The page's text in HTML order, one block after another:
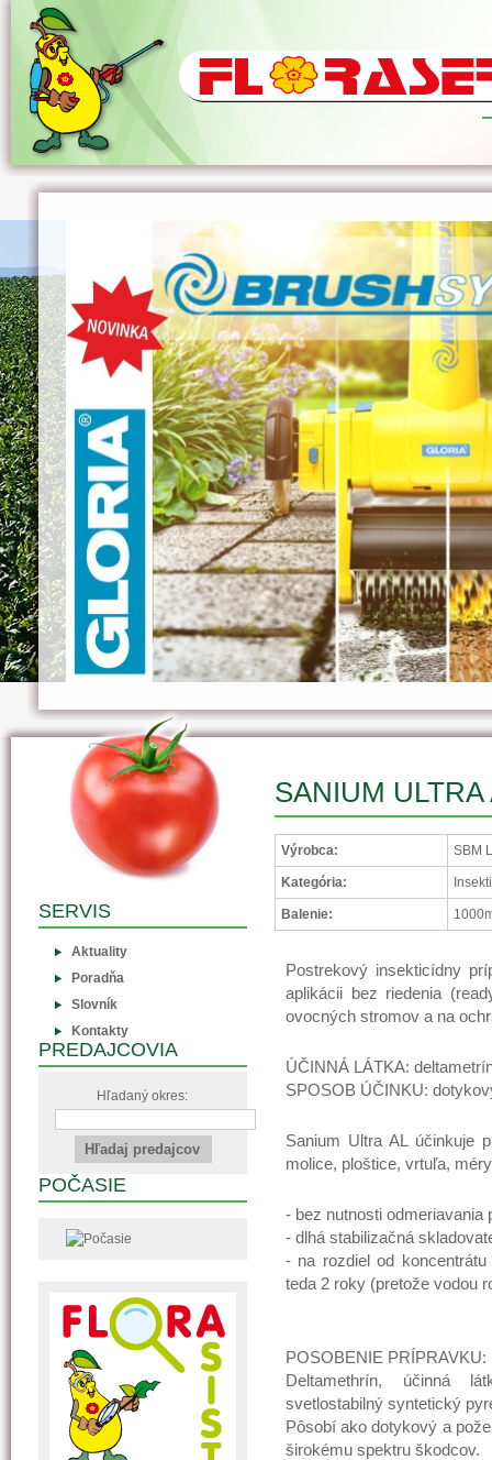
SANIUM ULTRA
Výrobca: SBM
Kategória:
Balenie:
Postrekový insekticídny
aplikácii bez riedenia
ovocných stromov a na
ÚČINNÁ LÁTKA:
SPOSOB ÚČINKU:
Sanium Ultra AL účinkuje
molice, ploštice, vrtuľa,
- bez nutnosti odmeriavania
- dlhá stabilizačná
- na rozdiel od
teda 2 roky (pretože vodou
POSOBENIE PRÍPRAVKU:
Deltamethrín, účinná
svetlostabilný syntetický
Pôsobí ako dotykový a
širokému spektru škodcov.
SERVIS
Aktuality
Poradňa
Slovník
Kontakty
PREDAJCOVIA
Hľadaný okres:
POČASIE